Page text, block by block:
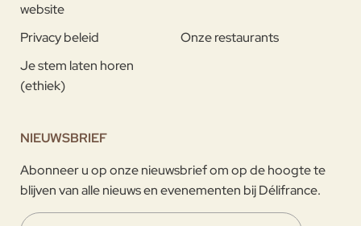
website
Privacy beleid
Onze restaurants
Je stem laten horen
(ethiek)
NIEUWSBRIEF
Abonneer u op onze nieuwsbrief om op de hoogte te
blijven van alle nieuws en evenementen bij Délifrance.